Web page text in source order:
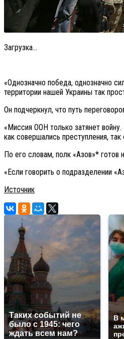
Загрузка...
«Однозначно победа, однозначно
территории нашей Украины так
Он подчеркнул, что путь
«Миссия ООН только затянет
как совершались преступления,
По его словам, полк «Азов»*
«Если говорить о подразделении
Источник
Таких событий не
было с 1945: чего
ждать всем нам?
В